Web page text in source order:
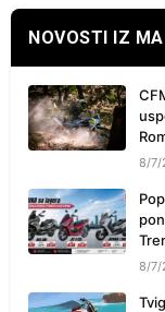
NOVOSTI IZ
8/7/
8/7/